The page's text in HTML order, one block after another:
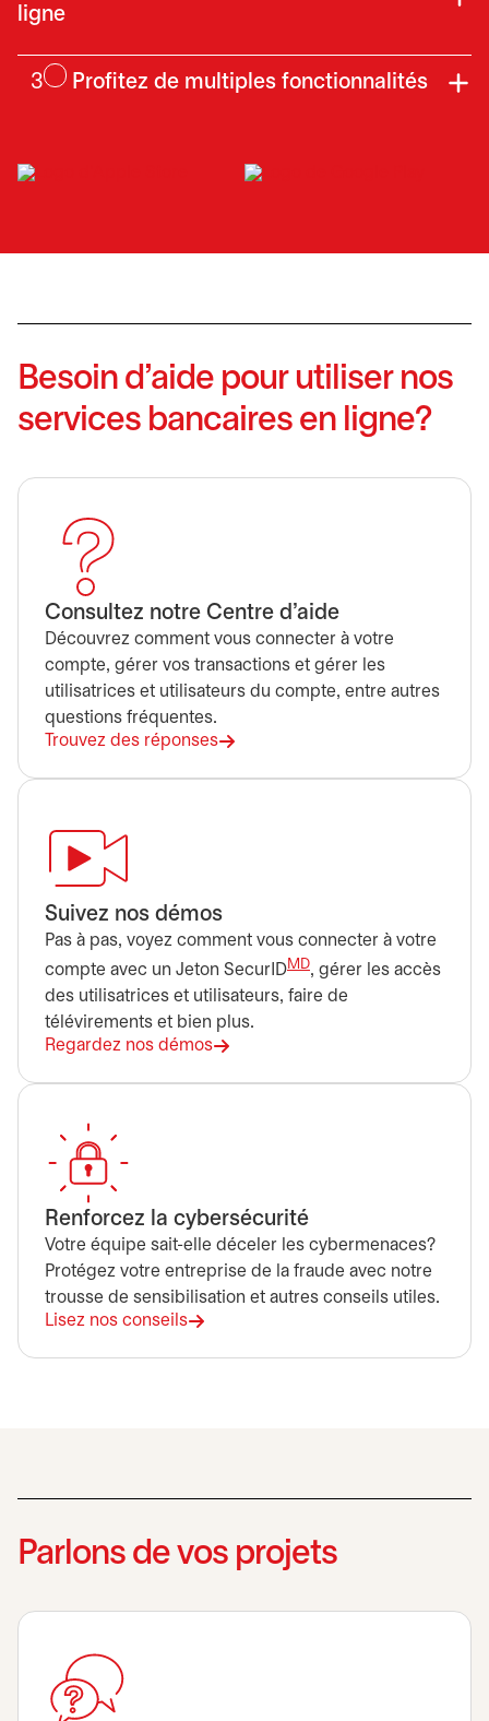
ligne
3 Profitez de multiples fonctionnalités
s’ouvre dans un nouvel onglet
Besoin d’aide pour utiliser nos
services bancaires en ligne?
Consultez notre Centre d’aide
Découvrez comment vous connecter à votre
compte, gérer vos transactions et gérer les
utilisatrices et utilisateurs du compte, entre autres
questions fréquentes.
Trouvez des réponses
Suivez nos démos
Pas à pas, voyez comment vous connecter à votre
compte avec un Jeton SecurIDMD, gérer les accès
des utilisatrices et utilisateurs, faire de
télévirements et bien plus.
Regardez nos démos
s’ouvre dans un nouvel onglet
Renforcez la cybersécurité
Votre équipe sait-elle déceler les cybermenaces?
Protégez votre entreprise de la fraude avec notre
trousse de sensibilisation et autres conseils utiles.
Lisez nos conseils
Parlons de vos projets